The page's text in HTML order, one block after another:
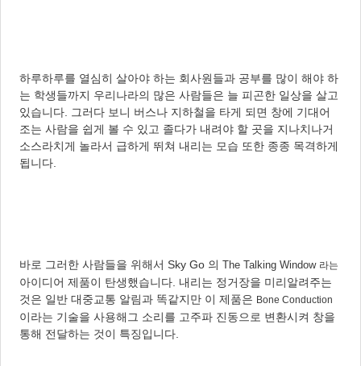
하루하루를 열심히 살아야 하는 회사원들과 공부를 많이 해야 하
는 학생들까지 우리나라의 많은 사람들은 늘 피곤한 일상을 살고
있습니다. 그러다 보니 버스나 지하철을 타게 되면 창에 기대어
조는 사람을 쉽게 볼 수 있고 졸다가 내려야 할 곳을 지나치나거
소스라치게 놀라서 급하게 뛰쳐 내리는 모습 또한 종종 목격하게
됩니다.
바로 그러한 사람들을 위해서 Sky Go 의 The Talking Window 라는
아이디어 제품이 탄생했습니다. 내리는 정거장을 미리알려주는
것은 일반 대중교통 알림과 똑같지만 이 제품은 Bone Conduction
이라는 기술을 사용해 그 소리를 고주파 진동으로 변환시켜 창을
통해 전달하는 것이 특징입니다.